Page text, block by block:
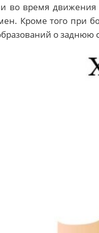
во время движения
Кроме того при
о заднюю